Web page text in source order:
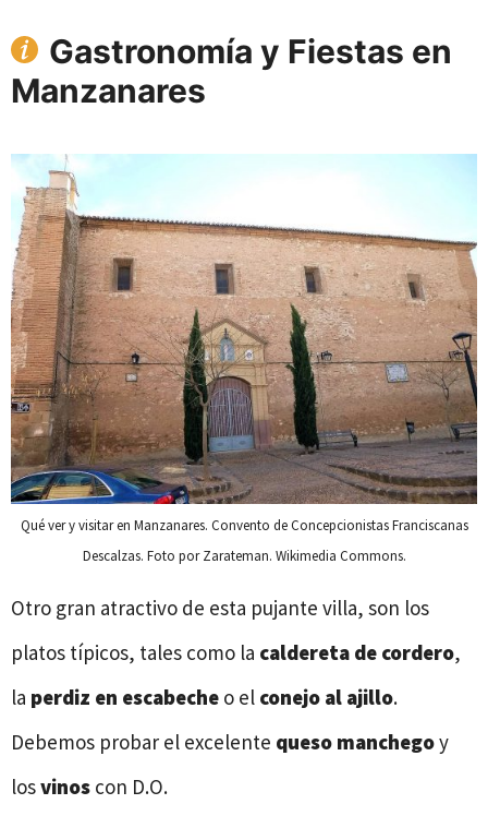
Gastronomía y Fiestas en
Manzanares
Qué ver y visitar en Manzanares. Convento de Concepcionistas Franciscanas
Descalzas. Foto por Zarateman. Wikimedia Commons.
Otro gran atractivo de esta pujante villa, son los
platos típicos, tales como la caldereta de cordero,
la perdiz en escabeche o el conejo al ajillo.
Debemos probar el excelente queso manchegoy
losvinos con D.O.